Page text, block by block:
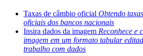
Taxas de câmbio oficial Obtendo
oficiais dos bancos nacionais
Insira dados da imagem Reconhece e
imagem em um formato tabular
trabalho com dados